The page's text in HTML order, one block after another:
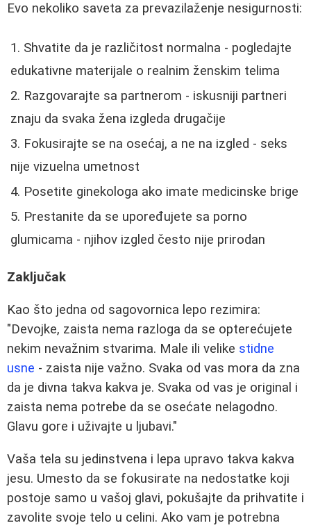
Evo nekoliko saveta za prevazilaženje nesigurnosti:
Shvatite da je različitost normalna - pogledajte
edukativne materijale o realnim ženskim telima
Razgovarajte sa partnerom - iskusniji partneri
znaju da svaka žena izgleda drugačije
Fokusirajte se na osećaj, a ne na izgled - seks
nije vizuelna umetnost
Posetite ginekologa ako imate medicinske brige
Prestanite da se upoređujete sa porno
glumicama - njihov izgled često nije prirodan
Zaključak
Kao što jedna od sagovornica lepo rezimira:
"Devojke, zaista nema razloga da se opterećujete
nekim nevažnim stvarima. Male ili velike stidne
usne - zaista nije važno. Svaka od vas mora da zna
da je divna takva kakva je. Svaka od vas je original i
zaista nema potrebe da se osećate nelagodno.
Glavu gore i uživajte u ljubavi."
Vaša tela su jedinstvena i lepa upravo takva kakva
jesu. Umesto da se fokusirate na nedostatke koji
postoje samo u vašoj glavi, pokušajte da prihvatite i
zavolite svoje telo u celini. Ako vam je potrebna